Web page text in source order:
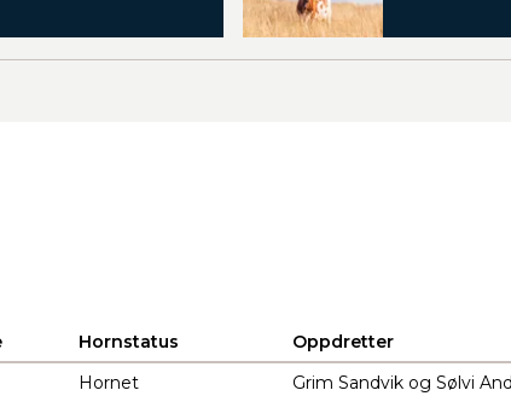
Hornstatus
Oppdretter
Hornet Grim Sandvik og Sølvi